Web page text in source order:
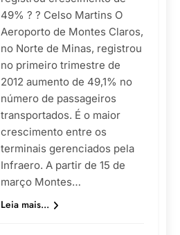
49% ? ? Celso Martins O
Aeroporto de Montes Claros,
no Norte de Minas, registrou
no primeiro trimestre de
2012 aumento de 49,1% no
número de passageiros
transportados. É o maior
crescimento entre os
terminais gerenciados pela
Infraero. A partir de 15 de
março Montes…
Leia mais...